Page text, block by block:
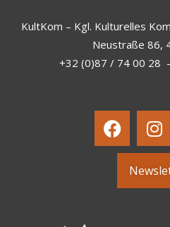
KultKom – Kgl. Kulturelles
Neustraße 86,
+32 (0)87 / 74 00 28